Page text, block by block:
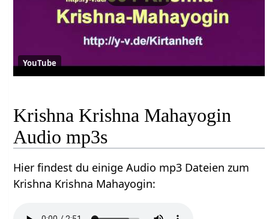
YouTube
Krishna Krishna Mahayogin
Audio mp3s
Hier findest du einige Audio mp3 Dateien zum
Krishna Krishna Mahayogin: